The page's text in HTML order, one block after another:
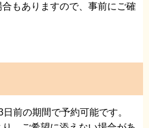
合もありますので、事前にご確
前の期間で予約可能です。